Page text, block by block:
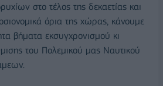
στο τέλος της δεκαετίας και
όρια της χώρας, κάνουμε
βήματα εκσυγχρονισμού κι
του Πολεμικού μας Ναυτικού